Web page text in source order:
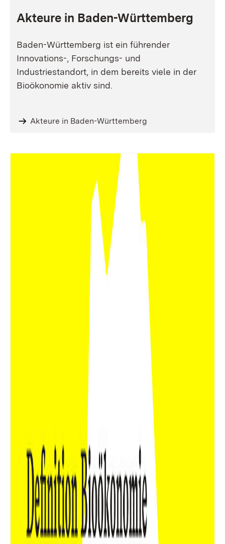
Akteure in Baden-Württemberg
Baden-Württemberg ist ein führender
Innovations-, Forschungs- und
Industriestandort, in dem bereits viele in der
Bioökonomie aktiv sind.
Akteure in Baden-Württemberg